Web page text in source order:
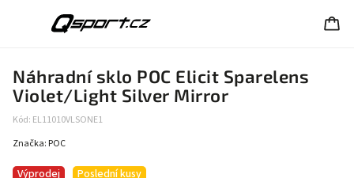
Náhradní sklo POC Elicit Sparelens
Violet/Light Silver Mirror
Kód: EL11010VLSONE1
Výprodej Poslední kusy
Značka: POC